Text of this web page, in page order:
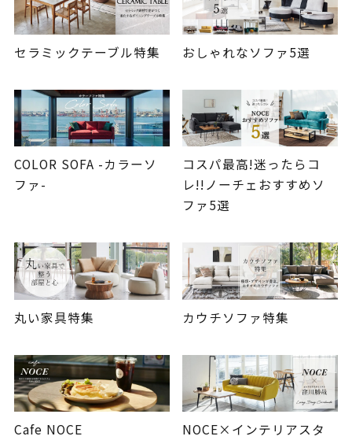
セラミックテーブル特集 おしゃれなソファ5選
COLOR SOFA -カラーソ
ファ-
コスパ最高!迷ったらコ
レ!!ノーチェおすすめソ
ファ5選
丸い家具特集 カウチソファ特集
Cafe NOCE
NOCE×インテリアスタ